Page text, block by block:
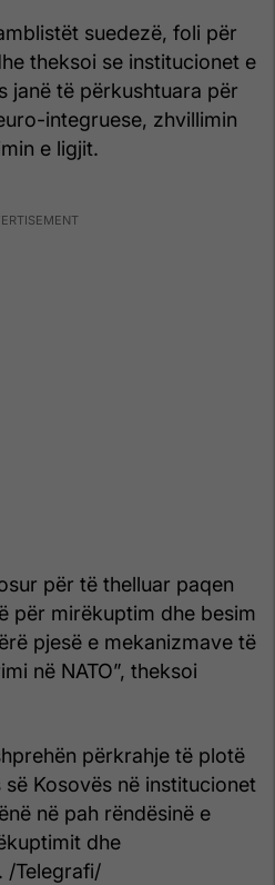
suedezë, foli për
theksoi se institucionet e
janë të përkushtuara për
integruese, zhvillimin
e ligjit.
për të thelluar paqen
për mirëkuptim dhe besim
pjesë e mekanizmave të
në NATO”, theksoi
përkrahje të plotë
Kosovës në institucionet
në pah rëndësinë e
dhe
/Telegrafi/